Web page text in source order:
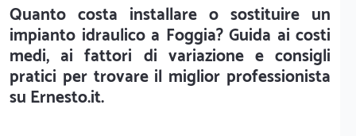
Quanto costa installare o sostituire un
impianto idraulico a Foggia? Guida ai costi
medi, ai fattori di variazione e consigli
pratici per trovare il miglior professionista
su Ernesto.it.